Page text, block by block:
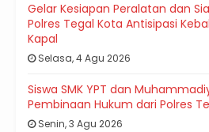
Gelar Kesiapan Peralatan dan
Polres Tegal Kota Antisipasi
Kapal
Selasa, 4 Agu 2026
Siswa SMK YPT dan
Pembinaan Hukum dari Polres
Senin, 3 Agu 2026